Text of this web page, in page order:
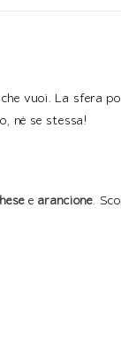
vuoi. La sfera
né se stessa!
earancione.